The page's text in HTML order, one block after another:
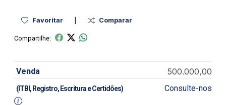
Favoritar | Comparar
Compartilhe:
Venda 500.000,00
(ITBI, Registro, Escritura e Certidões) Consulte-nos